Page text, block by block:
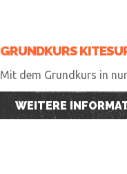
GRUNDKURS
Mit dem Grundkurs in
WEITERE